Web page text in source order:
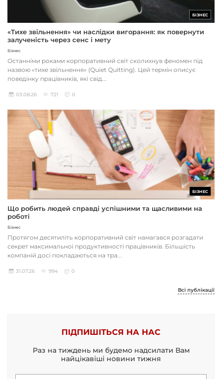
БІЗНЕС
«Тихе звільнення» чи наслідки вигорання: як повернути
залученість через сенс і мету
Бізнес
Останніми роками корпоративний світ сколихнув феномен під
назвою «тихе звільнення» (Quiet Quitting). Цей термін описує
поведінку працівників, які свід...
03.08.26 721 0
БІЗНЕС
Що робить людей справді успішними та щасливими на
роботі
Бізнес
Протягом десятиліть корпоративний світ намагався розгадати
секрет максимальної продуктивності працівників. Більшість
компаній досі покладаються на тра...
31.07.26 994 0
Всі публікації
ПІДПИШІТЬСЯ НА НАС
Раз на тиждень ми будемо надсилати Вам
найцікавіші новини тижня